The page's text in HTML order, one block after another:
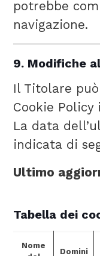
potrebbe
navigazione.
9. Modifiche
Il Titolare
Cookie
La data
indicata di
Ultimo
Tabella dei
Nome
Domini